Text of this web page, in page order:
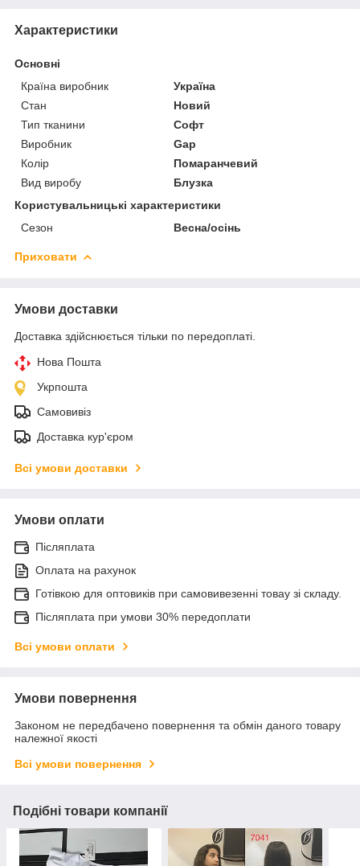
Характеристики
Основні
Країна виробник
Україна
Стан
Новий
Тип тканини
Софт
Виробник
Gap
Колір
Помаранчевий
Вид виробу
Блузка
Користувальницькі характеристики
Сезон
Весна/осінь
Приховати
Умови доставки
Доставка здійснюється тільки по передоплаті.
Нова Пошта
Укрпошта
Самовивіз
Доставка кур'єром
Всі умови доставки
Умови оплати
Післяплата
Оплата на рахунок
Готівкою для оптовиків при самовивезенні товау зі складу.
Післяплата при умови 30% передоплати
Всі умови оплати
Умови повернення
Законом не передбачено повернення та обмін даного товару
належної якості
Всі умови повернення
Подібні товари компанії